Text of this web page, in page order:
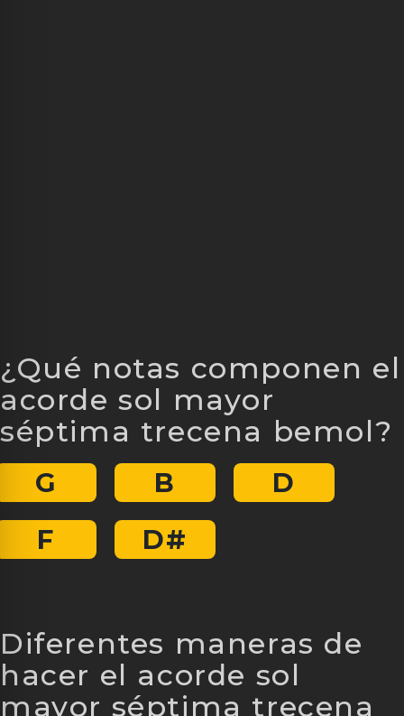
¿Qué notas componen el
acorde sol mayor
séptima trecena bemol?
G B
D
F
D#
Diferentes maneras de
hacer el acorde sol
mayor séptima trecena